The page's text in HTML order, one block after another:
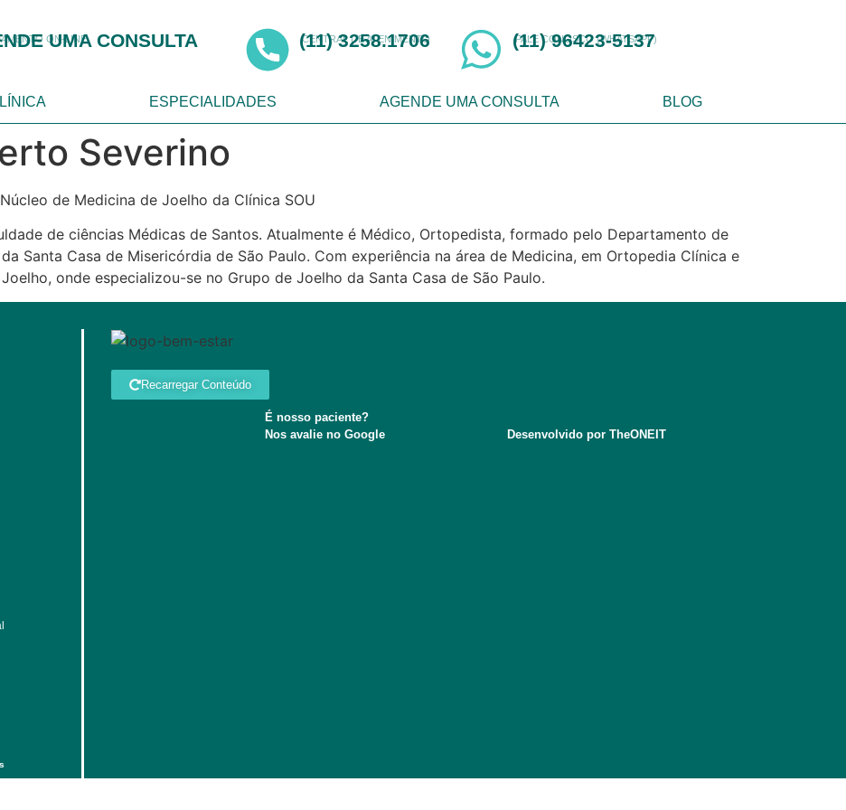
ON-LINE
UMA CONSULTA CENTRAL DE ATENIMENTO
(11) 3258.1706 FALE CONOSCO (WHATSAPP)
(11) 96423-5137
ESPECIALIDADES AGENDE UMA CONSULTA BLOG
Severino
de Medicina de Joelho da Clínica SOU
de ciências Médicas de Santos. Atualmente é Médico, Ortopedista, formado pelo Departamento de
Santa Casa de Misericórdia de São Paulo. Com experiência na área de Medicina, em Ortopedia Clínica e
onde especializou-se no Grupo de Joelho da Santa Casa de São Paulo.
Recarregar Conteúdo
É nosso paciente?
Nos avalie no Google
Desenvolvido por TheONEIT